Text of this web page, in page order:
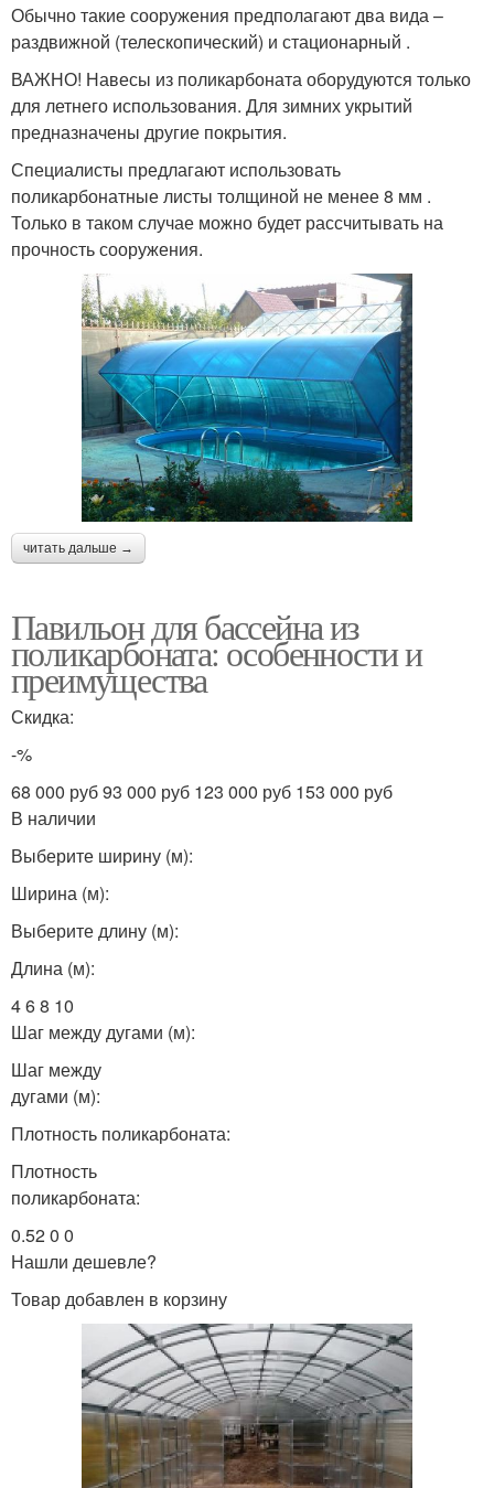
Обычно такие сооружения предполагают два вида –
раздвижной (телескопический) и стационарный .
ВАЖНО! Навесы из поликарбоната оборудуются только
для летнего использования. Для зимних укрытий
предназначены другие покрытия.
Специалисты предлагают использовать
поликарбонатные листы толщиной не менее 8 мм .
Только в таком случае можно будет рассчитывать на
прочность сооружения.
читать дальше →
Павильон для бассейна из
поликарбоната: особенности и
преимущества
Скидка:
-%
68 000 руб 93 000 руб 123 000 руб 153 000 руб
В наличии
Выберите ширину (м):
Ширина (м):
Выберите длину (м):
Длина (м):
4 6 8 10
Шаг между дугами (м):
Шаг между
дугами (м):
Плотность поликарбоната:
Плотность
поликарбоната:
0.52 0 0
Нашли дешевле?
Товар добавлен в корзину